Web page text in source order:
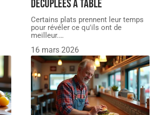
décuplées à table
Certains plats prennent leur temps
pour révéler ce qu'ils ont de
meilleur.…
16 mars 2026